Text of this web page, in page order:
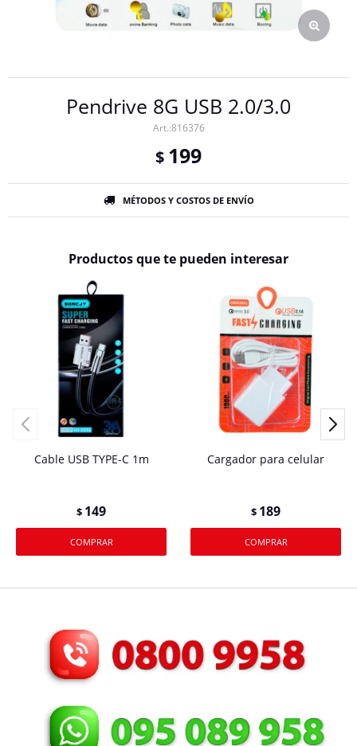
Pendrive 8G USB 2.0/3.0
816376
$ 199
MÉTODOS Y COSTOS DE ENVÍO
Productos que te pueden interesar
Cable USB TYPE-C 1m
$ 149
Cargador para celular
$ 189